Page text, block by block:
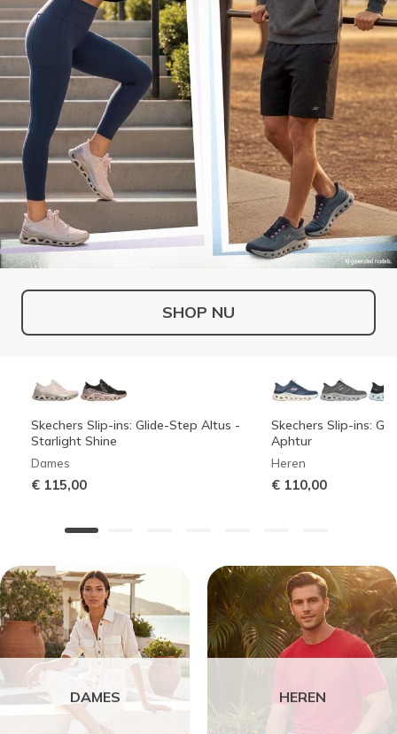
SHOP NU
Skechers Slip-ins: Glide-Step Altus -
Starlight Shine
Dames
€ 115,00
Skechers Slip-ins:
Aphtur
Heren
€ 110,00
DAMES HEREN